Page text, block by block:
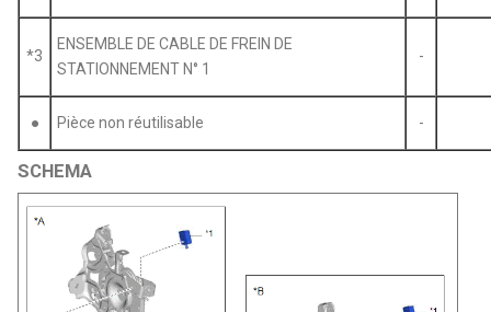
*3
ENSEMBLE DE CABLE DE FREIN DE
STATIONNEMENT N° 1
-
● Pièce non réutilisable -
SCHEMA